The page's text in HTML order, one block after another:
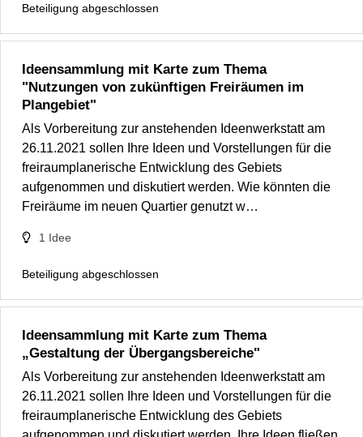
Beteiligung abgeschlossen
Ideensammlung mit Karte zum Thema
"Nutzungen von zukünftigen Freiräumen im
Plangebiet"
Als Vorbereitung zur anstehenden Ideenwerkstatt am
26.11.2021 sollen Ihre Ideen und Vorstellungen für die
freiraumplanerische Entwicklung des Gebiets
aufgenommen und diskutiert werden. Wie könnten die
Freiräume im neuen Quartier genutzt w…
1 Idee
Beteiligung abgeschlossen
Ideensammlung mit Karte zum Thema
„Gestaltung der Übergangsbereiche"
Als Vorbereitung zur anstehenden Ideenwerkstatt am
26.11.2021 sollen Ihre Ideen und Vorstellungen für die
freiraumplanerische Entwicklung des Gebiets